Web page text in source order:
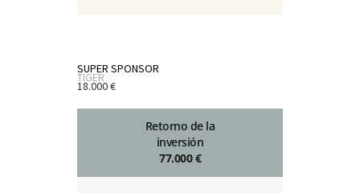
SUPER SPONSOR
TIGER
18.000 €
Retorno de la
inversión
77.000 €